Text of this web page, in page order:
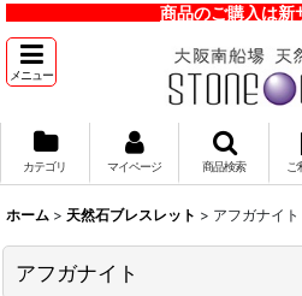
商品のご購入は新
メニュー
カテゴリ マイページ 商品検索 ご
ホーム > 天然石ブレスレット > アフガナイト
アフガナイト